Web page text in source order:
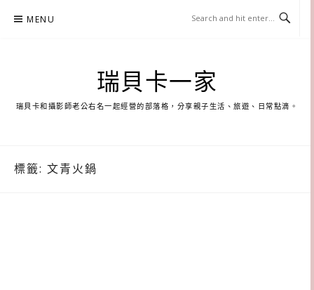
MENU
瑞貝卡一家
瑞貝卡和攝影師老公右名一起經營的部落格，分享親子生活、旅遊、日常點滴。
標籤: 文青火鍋